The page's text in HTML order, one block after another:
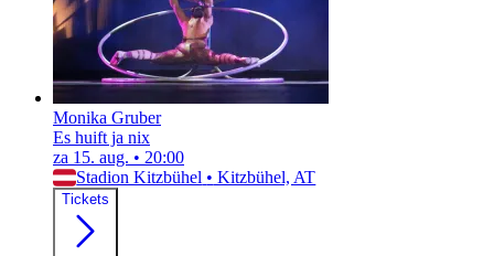
Monika Gruber
Es huift ja nix
za 15. aug. • 20:00
Stadion Kitzbühel • Kitzbühel, AT
Tickets